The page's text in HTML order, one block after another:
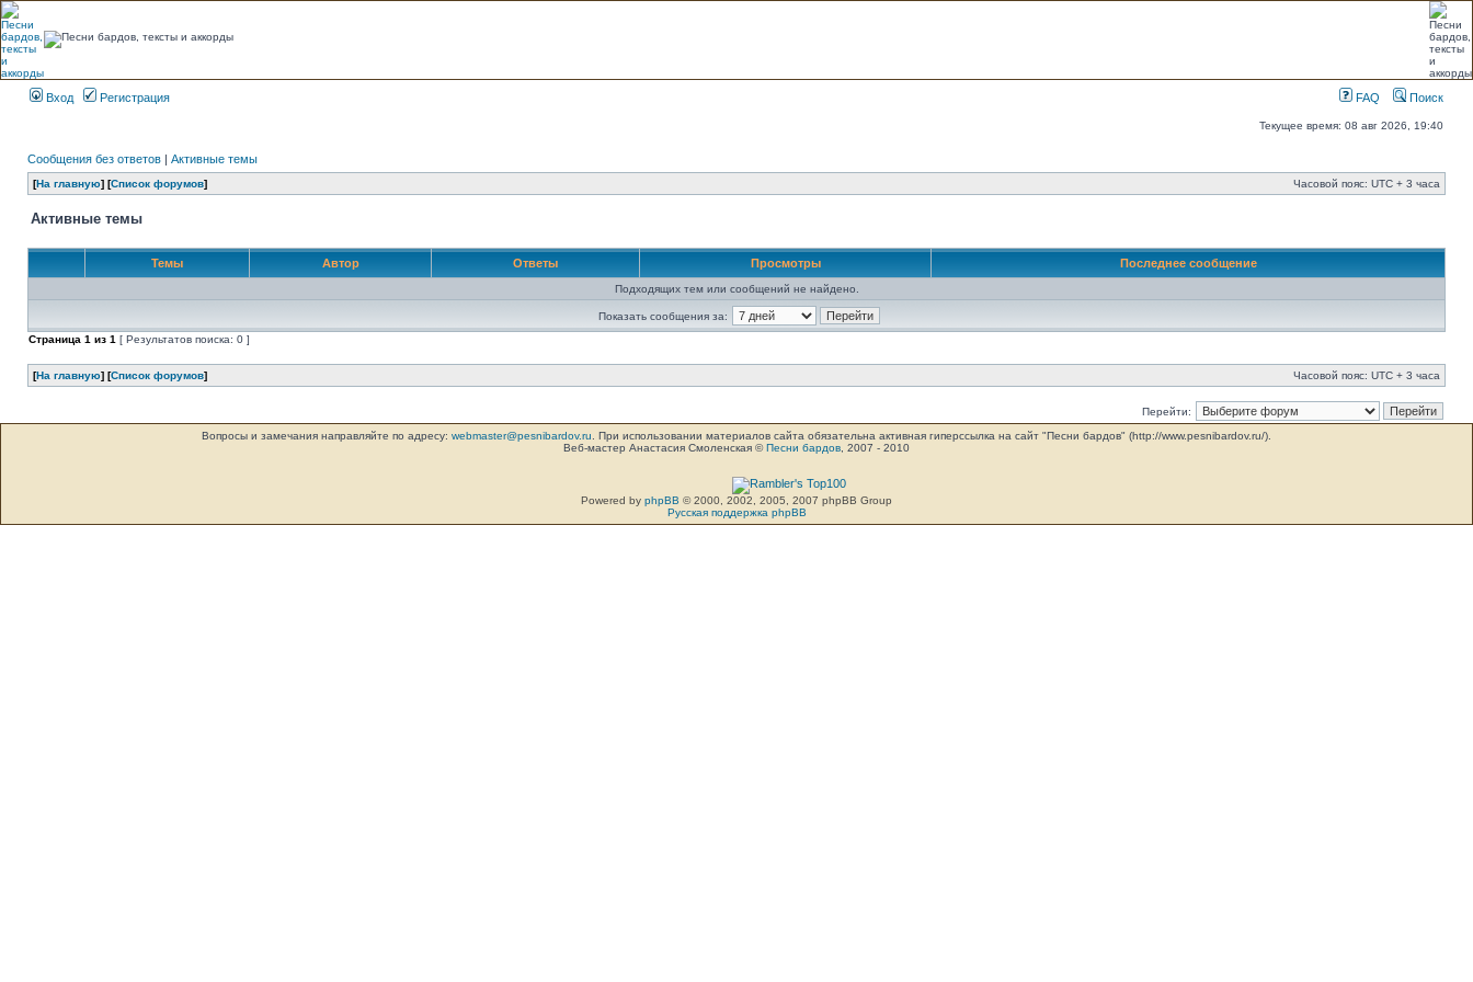
Вход Регистрация FAQ Поиск
Текущее время: 08 авг 2026, 19:40
Сообщения без ответов | Активные темы
[На главную] [Список форумов] Часовой пояс: UTC + 3 часа
Активные темы
Темы Автор Ответы Просмотры Последнее сообщение
Подходящих тем или сообщений не найдено.
Показать сообщения за:
Страница 1 из 1 [ Результатов поиска: 0 ]
[На главную] [Список форумов] Часовой пояс: UTC + 3 часа
Перейти:
Вопросы и замечания направляйте по адресу: webmaster@pesnibardov.ru . При использовании материалов сайта обязательна активная гиперссылка на сайт "Песни бардов" (http://www.pesnibardov.ru/).
Веб-мастер Анастасия Смоленская ©Песни бардов , 2007 - 2010
Powered by phpBB © 2000, 2002, 2005, 2007 phpBB Group
Русская поддержка phpBB